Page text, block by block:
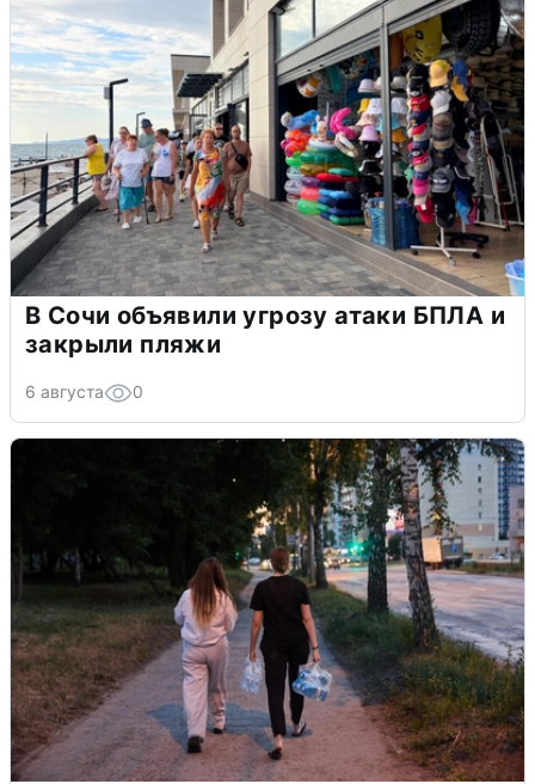
В Сочи объявили угрозу атаки БПЛА и
закрыли пляжи
6 августа 0